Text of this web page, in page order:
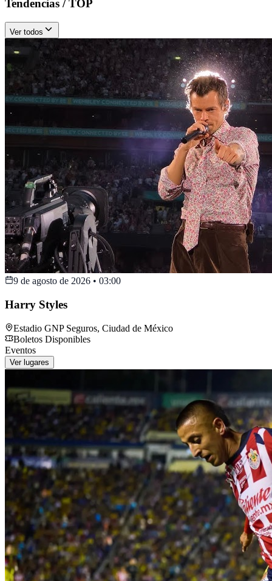
Tendencias / TOP
Ver todos
9 de agosto de 2026 • 03:00
Harry Styles
Estadio GNP Seguros, Ciudad de México
Boletos Disponibles
Eventos
Ver lugares